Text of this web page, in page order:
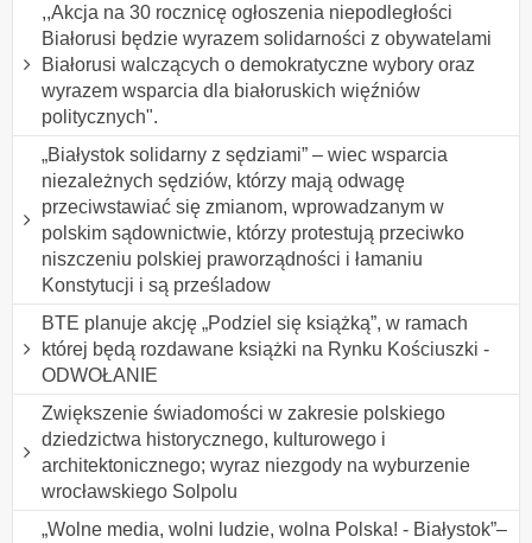
,,Akcja na 30 rocznicę ogłoszenia niepodległości
Białorusi będzie wyrazem solidarności z obywatelami
Białorusi walczących o demokratyczne wybory oraz
wyrazem wsparcia dla białoruskich więźniów
politycznych".
„Białystok solidarny z sędziami” – wiec wsparcia
niezależnych sędziów, którzy mają odwagę
przeciwstawiać się zmianom, wprowadzanym w
polskim sądownictwie, którzy protestują przeciwko
niszczeniu polskiej praworządności i łamaniu
Konstytucji i są prześladow
BTE planuje akcję „Podziel się książką”, w ramach
której będą rozdawane książki na Rynku Kościuszki -
ODWOŁANIE
Zwiększenie świadomości w zakresie polskiego
dziedzictwa historycznego, kulturowego i
architektonicznego; wyraz niezgody na wyburzenie
wrocławskiego Solpolu
„Wolne media, wolni ludzie, wolna Polska! - Białystok”–